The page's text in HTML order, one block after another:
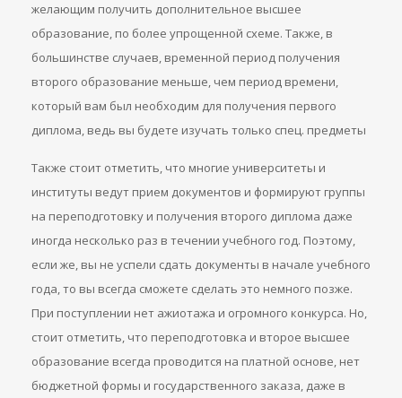
желающим получить дополнительное высшее
образование, по более упрощенной схеме. Также, в
большинстве случаев, временной период получения
второго образование меньше, чем период времени,
который вам был необходим для получения первого
диплома, ведь вы будете изучать только спец. предметы
Также стоит отметить, что многие университеты и
институты ведут прием документов и формируют группы
на переподготовку и получения второго диплома даже
иногда несколько раз в течении учебного год. Поэтому,
если же, вы не успели сдать документы в начале учебного
года, то вы всегда сможете сделать это немного позже.
При поступлении нет ажиотажа и огромного конкурса. Но,
стоит отметить, что переподготовка и второе высшее
образование всегда проводится на платной основе, нет
бюджетной формы и государственного заказа, даже в